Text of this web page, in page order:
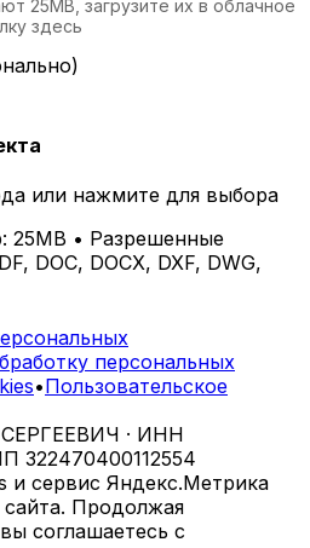
Декоративные
выделить магазины и
арт-
создаем
для самых
высочайшее
заботимся об
и используем
сервис.Каждый
с учетом ваших
25MB, загрузите их в облачное
здесь
или нажмите для выбора
25MB • Разрешенные
DOC, DOCX, DXF, DWG,
персональных
•Пользовательское
· ИНН
322470400112554
и сервис Яндекс.Метрика
Продолжая
соглашаетесь с